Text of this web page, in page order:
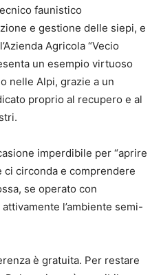
faunistico
e gestione delle siepi, e
Agricola “Vecio
un esempio virtuoso
nelle Alpi, grazie a un
proprio al recupero e al
imperdibile per “aprire
ci circonda e comprendere
se operato con
l’ambiente semi-
è gratuita. Per restare